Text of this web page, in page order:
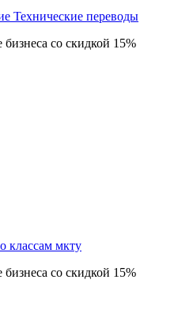
Технические переводы
со скидкой 15%
классам мкту
со скидкой 15%